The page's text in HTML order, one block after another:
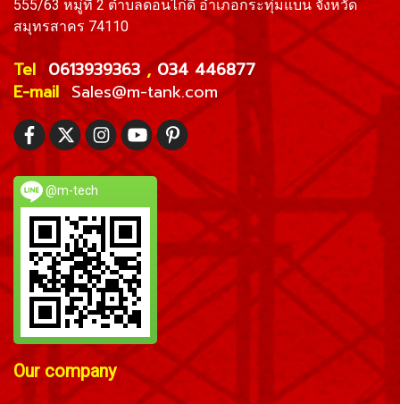
555/63 หมู่ที่ 2 ตำบลดอนไก่ดี อำเภอกระทุ่มแบน จังหวัด
สมุทรสาคร 74110
Tel0613939363,034 446877
E-mail Sales@m-tank.com
@m-tech
Our company